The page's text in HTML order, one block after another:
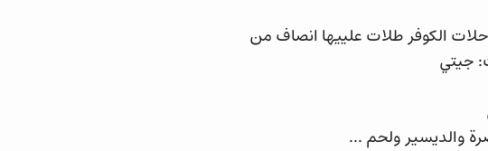
الكوفر طلات علييها انصاف من
جيتي
والديسير ولحم ...